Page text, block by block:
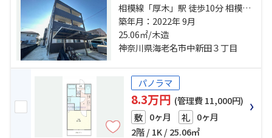
相模線「厚木」駅 徒歩10分 相模線
「海老名」駅 バス35分 厚木駅 停歩
4分 小田急小田原線「本厚木」駅 バ
ス2分 厚木バスセンター 停歩20分
築年月：2022年 9月
25.06㎡/木造
神奈川県海老名市中新田３丁目
パノラマ
8.3万円 (管理費 11,000円)
敷 0ヶ月 礼 0ヶ月
2階 / 1K / 25.06㎡